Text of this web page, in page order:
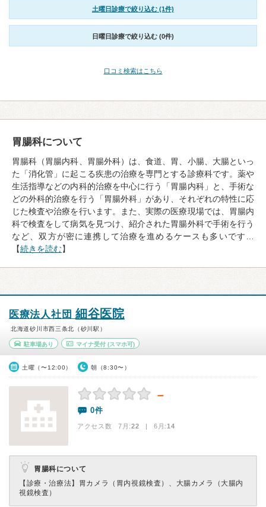
土曜日診療で絞り込む (1件)
日曜日診療で絞り込む (0件)
口コミ検索はこちら
胃腸科について
胃腸科（胃腸内科、胃腸外科）は、食道、胃、小腸、大腸といっ
た「消化管」に起こる疾患の治療を専門とする診療科です。薬や
生活指導などの内科的治療を中心に行う「胃腸内科」と、手術な
どの外科的治療を行う「胃腸外科」があり、それぞれの特性に応
じた検査や治療を行います。また、実際の医療現場では、胃腸内
科で検査をして病気を見つけ、紹介された胃腸外科で手術を行う
など、双方が密に連携して治療を進めるケースも多いです…
【続きを読む】
医療法人社団 細谷医院
北海道砂川市西三条北（砂川駅）
駐車場あり マイナ受付(スマホ可)
土曜（〜12:00） 朝（8:30〜）
－
0件
アクセス数 7月:22 | 6月:14
胃腸科について
【診療・治療法】 胃カメラ（胃内視鏡検査）、大腸カメラ（大腸内
視鏡検査）